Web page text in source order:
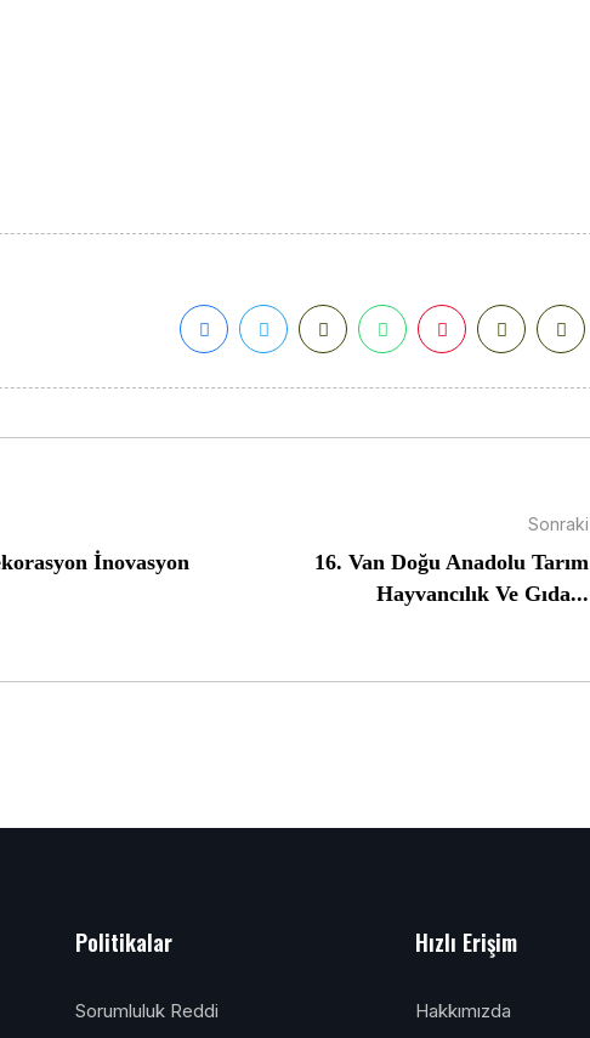
İnovasyon
Sonraki
16. Van Doğu Anadolu Tarım
Hayvancılık Ve Gıda...
Politikalar
Sorumluluk Reddi
Hızlı Erişim
Hakkımızda